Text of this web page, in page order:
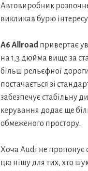
Автовиробник
викликав бурю
A6 Allroad привертає
на 1,3 дюйма вище за
більш рельєфної
постачається зі
забезпечує стабільну
керування додає ще
обмеженого простору.
Хоча Audi не пропонує
цю нішу для тих, хто